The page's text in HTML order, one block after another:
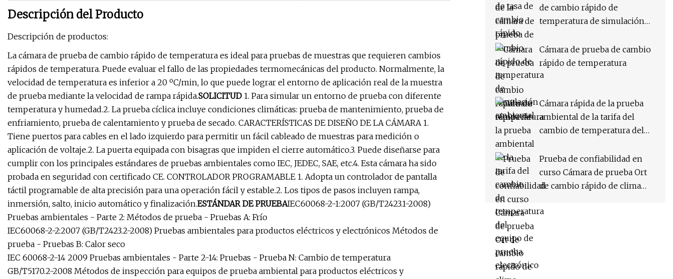
Descripción del Producto
Descripción de productos:
La cámara de prueba de cambio rápido de temperatura es ideal para pruebas de muestras que requieren cambios
rápidos de temperatura. Puede evaluar el fallo de las propiedades termomecánicas del producto. Normalmente, la
velocidad de temperatura es inferior a 20 ºC/min, lo que puede lograr el entorno de aplicación real de la muestra
de prueba mediante la velocidad de rampa rápida.SOLICITUD 1. Para simular un entorno de prueba con diferente
temperatura y humedad.2. La prueba cíclica incluye condiciones climáticas: prueba de mantenimiento, prueba de
enfriamiento, prueba de calentamiento y prueba de secado. CARACTERÍSTICAS DE DISEÑO DE LA CÁMARA 1.
Tiene puertos para cables en el lado izquierdo para permitir un fácil cableado de muestras para medición o
aplicación de voltaje.2. La puerta equipada con bisagras que impiden el cierre automático.3. Puede diseñarse para
cumplir con los principales estándares de pruebas ambientales como IEC, JEDEC, SAE, etc.4. Esta cámara ha sido
probada en seguridad con certificado CE. CONTROLADOR PROGRAMABLE 1. Adopta un controlador de pantalla
táctil programable de alta precisión para una operación fácil y estable.2. Los tipos de pasos incluyen rampa,
inmersión, salto, inicio automático y finalización.ESTÁNDAR DE PRUEBAIEC60068-2-1:2007 (GB/T2423.1-2008)
Pruebas ambientales - Parte 2: Métodos de prueba - Pruebas A: Frío
IEC60068-2-2:2007 (GB/T2423.2-2008) Pruebas ambientales para productos eléctricos y electrónicos Métodos de
prueba - Pruebas B: Calor seco
IEC 60068-2-14 2009 Pruebas ambientales - Parte 2-14: Pruebas - Prueba N: Cambio de temperatura
GB/T5170.2-2008 Métodos de inspección para equipos de prueba ambiental para productos eléctricos y
de cambio rápido de
temperatura de simulación
Cámara de prueba de cambio
rápido de temperatura
Cámara rápida de la prueba
ambiental de la tarifa del
cambio de temperatura del
Prueba de confiabilidad en
curso Cámara de prueba Ort
de cambio rápido de clima